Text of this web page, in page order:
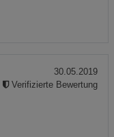
30.05.2019
Verifizierte Bewertung